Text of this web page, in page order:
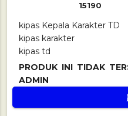
15190
kipas Kepala Karakter TD
kipas karakter
kipas td
PRODUK INI TIDAK
ADMIN